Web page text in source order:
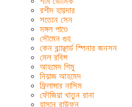
রশীদ হায়দার
সত্যেন সেন
মঙ্গল পাণ্ডে
সৌমেন গুহ
কেন ব্ল্যাঞ্ছার্ড স্পিনার জনসন
মেল রবিন্স
আহমেদ শিমু
নিয়াজ আহমেদ
ফ্রিলান্সার নাসিম
ফৌজিয়া খাতুন রানা
হাসান রাউফুন